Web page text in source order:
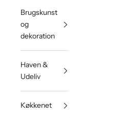
Brugskunst
og
dekoration
Haven &
Udeliv
Køkkenet